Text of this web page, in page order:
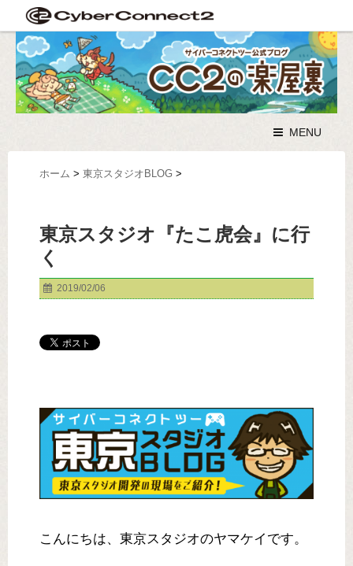
MENU
ホーム > 東京スタジオBLOG >
東京スタジオ『たこ虎会』に行
く
2019/02/06
こんにちは、東京スタジオのヤマケイです。